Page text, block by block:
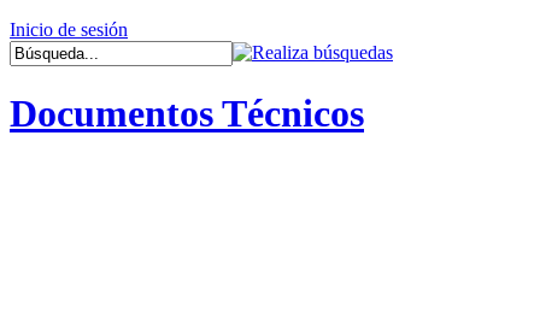
Inicio de sesión
Documentos Técnicos